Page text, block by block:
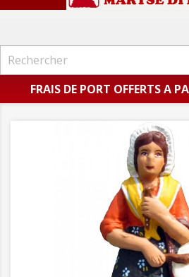
FRAIS DE PORT OFFERTS A